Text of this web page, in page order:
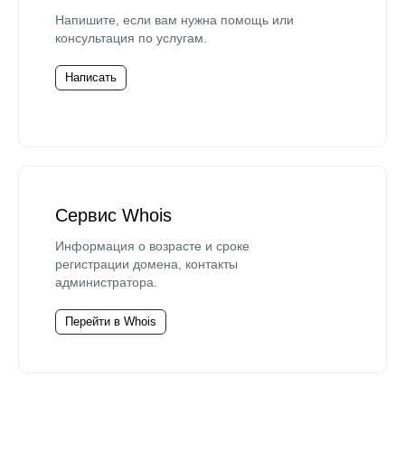
Напишите, если вам нужна помощь или
консультация по услугам.
Написать
Сервис Whois
Информация о возрасте и сроке
регистрации домена, контакты
администратора.
Перейти в Whois